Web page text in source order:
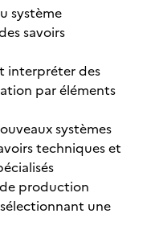
système
savoirs
interpréter des
par éléments
systèmes
techniques et
production
une